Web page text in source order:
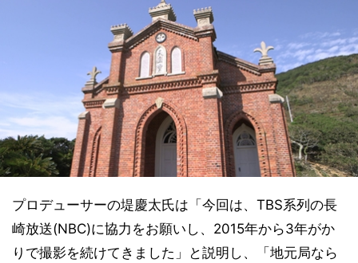
プロデューサーの堤慶太氏は「今回は、TBS系列の長
崎放送(NBC)に協力をお願いし、2015年から3年がか
りで撮影を続けてきました」と説明し、「地元局なら